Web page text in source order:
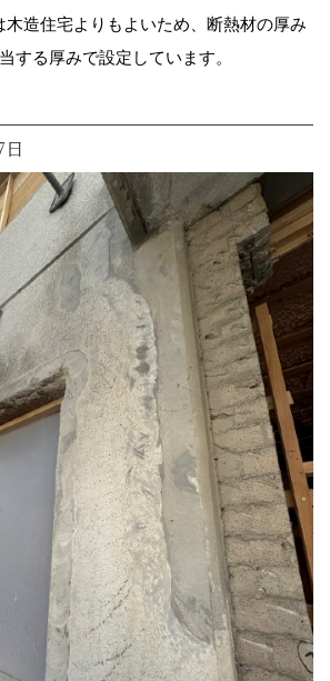
木造住宅よりもよいため、断熱材の厚み
する厚みで設定しています。